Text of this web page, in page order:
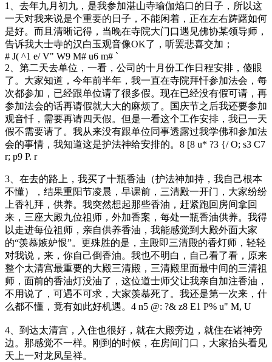
1、去年九月初九，是我参加湛山寺瑜伽焰口的日子，所以这
一天对我来说是个重要的日子，不能闲着，正在左右踌躇如何
是好。而且清晰记得，当晚在寺院大门口遇见佛协某领导师，
告诉我大士寺的汉白玉观音像OK了，听罢悲喜交加；
# J( ^1 e/ V" W9 M# u6 m# `
2、第二天去单位，一看，公司的十月份工作日程安排，傻眼
了。大家知道，今年前半年，我一直在寺院拜忏参加法会，每
次都参加，已经跟单位请了很多假。现在已经没有假可请，再
参加法会的话再请假就大大的麻烦了。国庆节之后我还要参加
观音忏，需要再请四天假。但是一看这个工作安排，我已一天
假不需要请了。我从来没有跟单位同事透露过我学佛和参加法
会的事情，我知道这是护法神给安排的。 8 [8 u* ?3 {/ O; s3 C7
r; p9 P. r
3、在去的路上，我买了十瓶香油（护法神加持，我自己根本
不懂），结果重阳节凌晨，早课前，三清殿一开门，大家纷纷
上香礼拜，供养。我突然想起那些香油，赶紧跑回房间拿回
来，三座大殿九位祖师，外加香案，每处一瓶香油供养。我得
以走进每位祖师，亲自供养香油，我能感觉到大殿外面大家
的“羡慕嫉妒恨”。更殊胜的是，主殿即三清殿的香灯师，轻轻
对我说，来，你自己倒香油。我也不明白，自己看了看，原来
整个太清宫最重要的大殿三清殿，三清殿里面最中间的三清祖
师，面前的香油灯没油了，这位道士师父让我亲自加注香油，
不用说了，可遇不可求，大家羡慕死了。我还是第一次来，什
么都不懂，竟有如此好机遇。 4 n5 @: ?& z8 E1 P% u" M, U
4、到达太清宫，入住也很好，就在大殿旁边，就住在诸神旁
边。那感觉不一样。刚到的时候，在房间门口，大家抬头看见
天上一对龙凤呈祥。